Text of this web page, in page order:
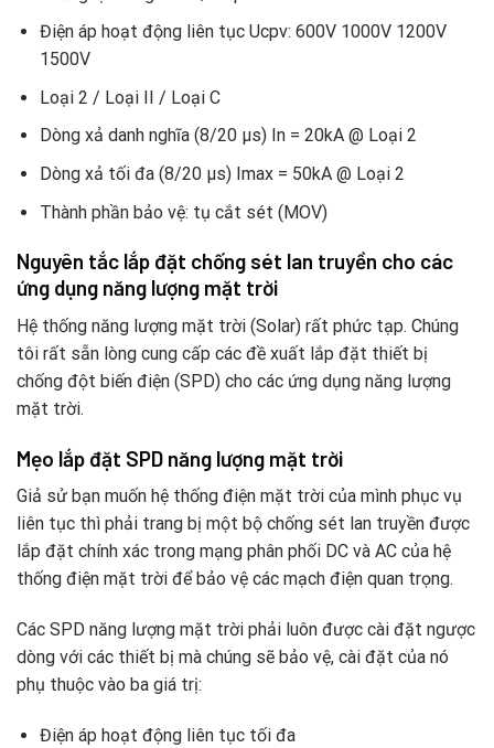
Điện áp hoạt động liên tục Ucpv: 600V 1000V 1200V
1500V
Loại 2 / Loại II / Loại C
Dòng xả danh nghĩa (8/20 μs) In = 20kA @ Loại 2
Dòng xả tối đa (8/20 μs) Imax = 50kA @ Loại 2
Thành phần bảo vệ: tụ cắt sét (MOV)
Nguyên tắc lắp đặt chống sét lan truyền cho các
ứng dụng năng lượng mặt trời
Hệ thống năng lượng mặt trời (Solar) rất phức tạp. Chúng
tôi rất sẵn lòng cung cấp các đề xuất lắp đặt thiết bị
chống đột biến điện (SPD) cho các ứng dụng năng lượng
mặt trời.
Mẹo lắp đặt SPD năng lượng mặt trời
Giả sử bạn muốn hệ thống điện mặt trời của mình phục vụ
liên tục thì phải trang bị một bộ chống sét lan truyền được
lắp đặt chính xác trong mạng phân phối DC và AC của hệ
thống điện mặt trời để bảo vệ các mạch điện quan trọng.
Các SPD năng lượng mặt trời phải luôn được cài đặt ngược
dòng với các thiết bị mà chúng sẽ bảo vệ, cài đặt của nó
phụ thuộc vào ba giá trị:
Điện áp hoạt động liên tục tối đa